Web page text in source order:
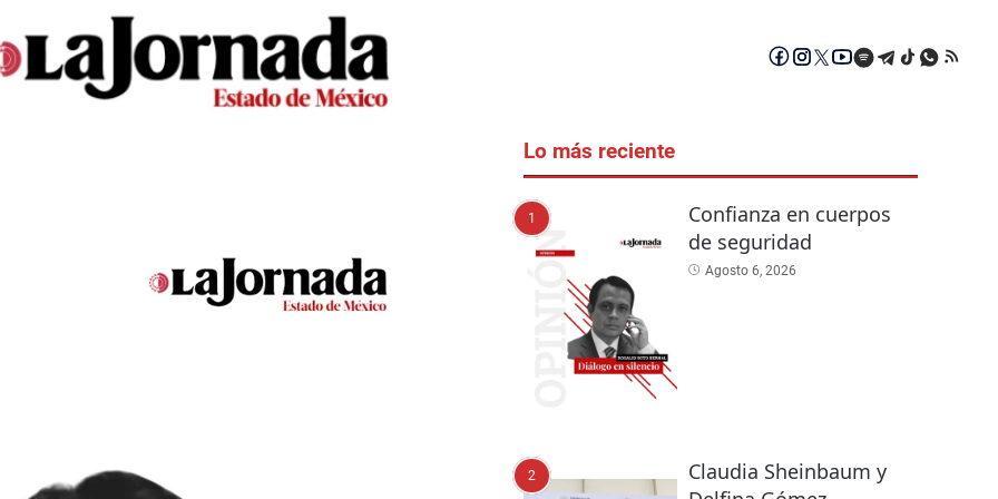
Lo más reciente
1
Confianza en cuerpos
de seguridad
Agosto 6, 2026
2
Claudia Sheinbaum y